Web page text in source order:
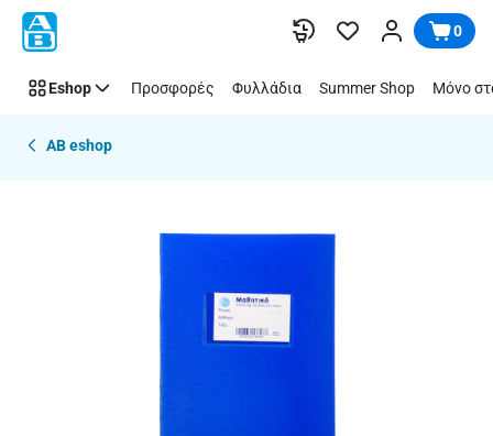
Παράλειψη 0
Eshop Προσφορές Φυλλάδια Summer Shop Μόνο
AB eshop